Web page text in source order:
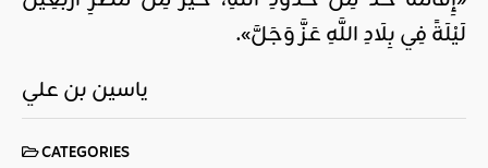
لَيْلَةً فِي بِلَادِ اللَّهِ عَزَّ وَجَلَّ».
ياسين بن علي
CATEGORIES